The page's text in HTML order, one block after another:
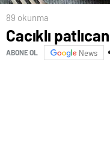
89 okunma
Cacıklı
ABONE OL News